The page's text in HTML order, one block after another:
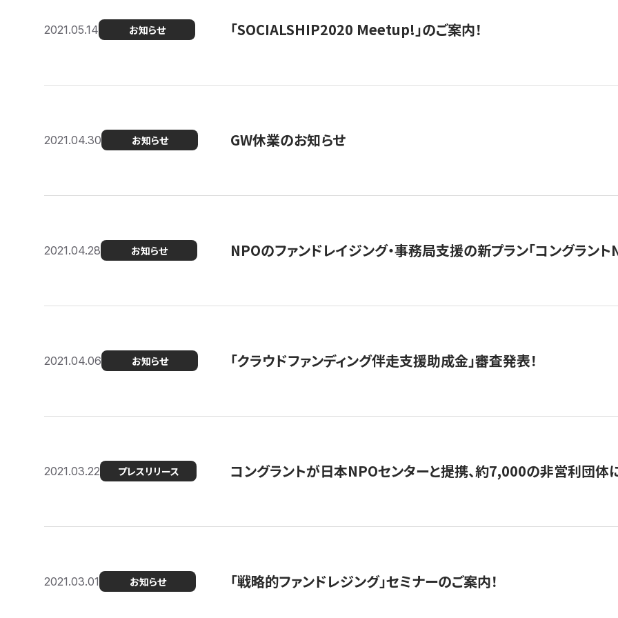
2021.05.14 お知らせ 「SOCIALSHIP2020 Meetup!」のご案内！
2021.04.30 お知らせ GW休業のお知らせ
2021.04.28 お知らせ NPOのファンドレイジング・事務局支援の新プラン「コングラント
2021.04.06 お知らせ 「クラウドファンディング伴走支援助成金」審査発表！
2021.03.22 プレスリリース コングラントが日本NPOセンターと提携、約7,000の非営利団体
2021.03.01 お知らせ 「戦略的ファンドレジング」セミナーのご案内！